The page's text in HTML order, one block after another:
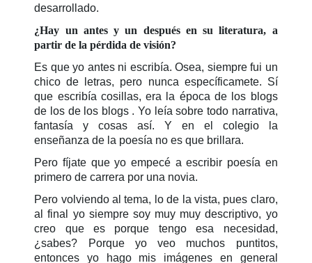
desarrollado.
¿Hay un antes y un después en su literatura, a
partir de la pérdida de visión?
Es que yo antes ni escribía. Osea, siempre fui un
chico de letras, pero nunca específicamete. Sí
que escribía cosillas, era la época de los blogs
de los de los blogs . Yo leía sobre todo narrativa,
fantasía y cosas así. Y en el colegio la
enseñanza de la poesía no es que brillara.
Pero fíjate que yo empecé a escribir poesía en
primero de carrera por una novia.
Pero volviendo al tema, lo de la vista, pues claro,
al final yo siempre soy muy muy descriptivo, yo
creo que es porque tengo esa necesidad,
¿sabes? Porque yo veo muchos puntitos,
entonces yo hago mis imágenes en general